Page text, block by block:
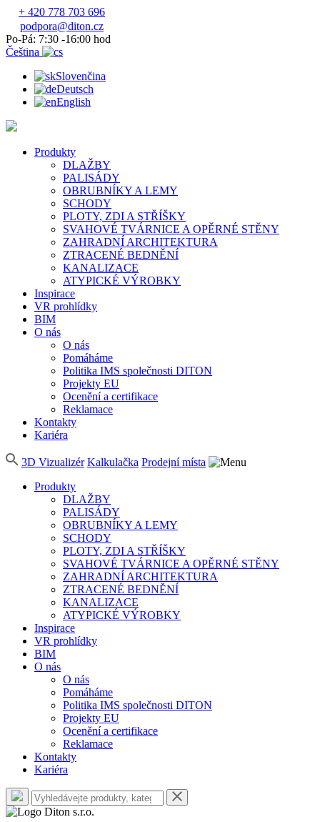
+ 420 778 703 696
podpora@diton.cz
Po-Pá: 7:30 -16:00 hod
Čeština
Slovenčina
Deutsch
English
Produkty
DLAŽBY
PALISÁDY
OBRUBNÍKY A LEMY
SCHODY
PLOTY, ZDI A STŘÍŠKY
SVAHOVÉ TVÁRNICE A OPĚRNÉ STĚNY
ZAHRADNÍ ARCHITEKTURA
ZTRACENÉ BEDNĚNÍ
KANALIZACE
ATYPICKÉ VÝROBKY
Inspirace
VR prohlídky
BIM
O nás
O nás
Pomáháme
Politika IMS společnosti DITON
Projekty EU
Ocenění a certifikace
Reklamace
Kontakty
Kariéra
3D Vizualizér Kalkulačka Prodejní místa
Produkty
DLAŽBY
PALISÁDY
OBRUBNÍKY A LEMY
SCHODY
PLOTY, ZDI A STŘÍŠKY
SVAHOVÉ TVÁRNICE A OPĚRNÉ STĚNY
ZAHRADNÍ ARCHITEKTURA
ZTRACENÉ BEDNĚNÍ
KANALIZACE
ATYPICKÉ VÝROBKY
Inspirace
VR prohlídky
BIM
O nás
O nás
Pomáháme
Politika IMS společnosti DITON
Projekty EU
Ocenění a certifikace
Reklamace
Kontakty
Kariéra